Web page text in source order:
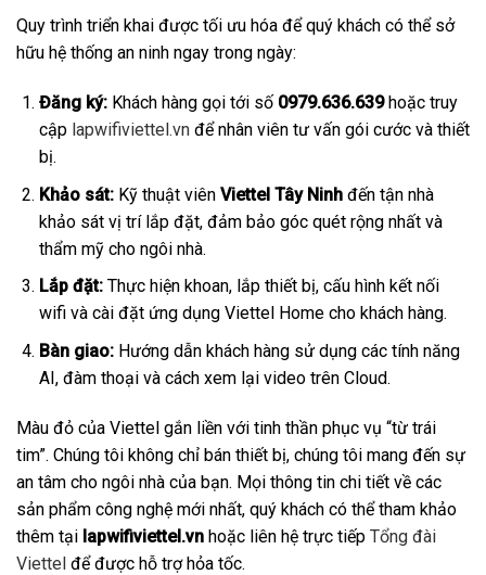
Quy trình triển khai được tối ưu hóa để quý khách có thể sở
hữu hệ thống an ninh ngay trong ngày:
Đăng ký:Khách hàng gọi tới số 0979.636.639hoặc truy
cập lapwifiviettel.vnđể nhân viên tư vấn gói cước và thiết
bị.
Khảo sát:Kỹ thuật viên Viettel Tây Ninhđến tận nhà
khảo sát vị trí lắp đặt, đảm bảo góc quét rộng nhất và
thẩm mỹ cho ngôi nhà.
Lắp đặt:Thực hiện khoan, lắp thiết bị, cấu hình kết nối
wifi và cài đặt ứng dụng Viettel Home cho khách hàng.
Bàn giao:Hướng dẫn khách hàng sử dụng các tính năng
AI, đàm thoại và cách xem lại video trên Cloud.
Màu đỏ của Viettel gắn liền với tinh thần phục vụ “từ trái
tim”. Chúng tôi không chỉ bán thiết bị, chúng tôi mang đến sự
an tâm cho ngôi nhà của bạn. Mọi thông tin chi tiết về các
sản phẩm công nghệ mới nhất, quý khách có thể tham khảo
thêm tại lapwifiviettel.vn hoặc liên hệ trực tiếp Tổng đài
Viettel để được hỗ trợ hỏa tốc.